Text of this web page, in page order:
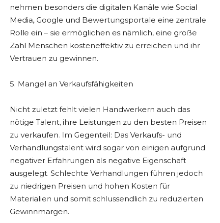
nehmen besonders die digitalen Kanäle wie Social
Media, Google und Bewertungsportale eine zentrale
Rolle ein – sie ermöglichen es nämlich, eine große
Zahl Menschen kosteneffektiv zu erreichen und ihr
Vertrauen zu gewinnen.
5. Mangel an Verkaufsfähigkeiten
Nicht zuletzt fehlt vielen Handwerkern auch das
nötige Talent, ihre Leistungen zu den besten Preisen
zu verkaufen. Im Gegenteil: Das Verkaufs- und
Verhandlungstalent wird sogar von einigen aufgrund
negativer Erfahrungen als negative Eigenschaft
ausgelegt. Schlechte Verhandlungen führen jedoch
zu niedrigen Preisen und hohen Kosten für
Materialien und somit schlussendlich zu reduzierten
Gewinnmargen.